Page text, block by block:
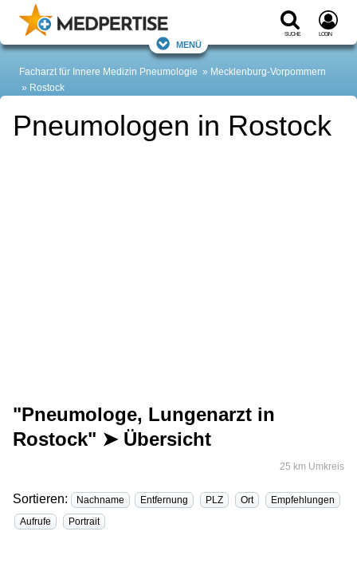
Suche Login
Menü
Facharzt für Innere Medizin Pneumologie
Mecklenburg-Vorpommern
Rostock
Pneumologen in Rostock
"Pneumologe, Lungenarzt in
Rostock" ➤ Übersicht
25 km Umkreis
Sortieren: Nachname Entfernung PLZ Ort
Empfehlungen
Aufrufe
Portrait